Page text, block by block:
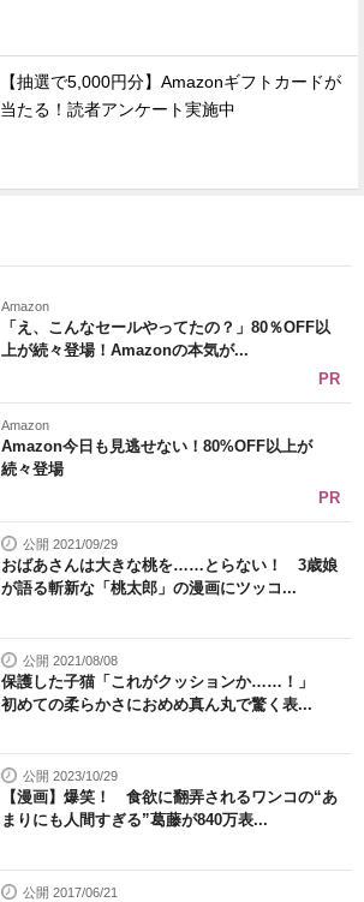
【抽選で5,000円分】Amazonギフトカードが
当たる！読者アンケート実施中
Amazon
「え、こんなセールやってたの？」80％OFF以
上が続々登場！Amazonの本気が...
PR
Amazon
Amazon今日も見逃せない！80%OFF以上が
続々登場
PR
公開 2021/09/29
おばあさんは大きな桃を……とらない！ 3歳娘
が語る斬新な「桃太郎」の漫画にツッコ...
公開 2021/08/08
保護した子猫「これがクッションか……！」
初めての柔らかさにおめめ真ん丸で驚く表...
公開 2023/10/29
【漫画】爆笑！ 食欲に翻弄されるワンコの“あ
まりにも人間すぎる”葛藤が840万表...
公開 2017/06/21